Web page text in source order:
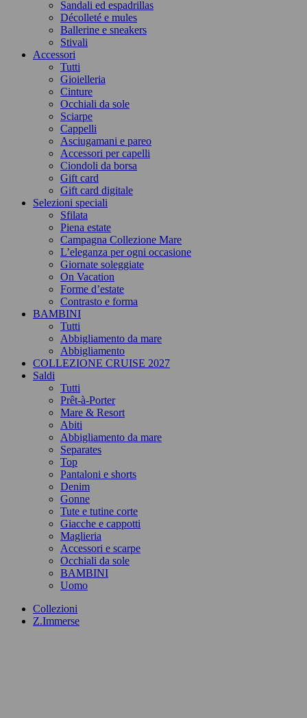
Sandali ed espadrillas
Décolleté e mules
Ballerine e sneakers
Stivali
Accessori
Tutti
Gioielleria
Cinture
Occhiali da sole
Sciarpe
Cappelli
Asciugamani e pareo
Accessori per capelli
Ciondoli da borsa
Gift card
Gift card digitale
Selezioni speciali
Sfilata
Piena estate
Campagna Collezione Mare
L’eleganza per ogni occasione
Giornate soleggiate
On Vacation
Forme d’estate
Contrasto e forma
BAMBINI
Tutti
Abbigliamento da mare
Abbigliamento
COLLEZIONE CRUISE 2027
Saldi
Tutti
Prêt-à-Porter
Mare & Resort
Abiti
Abbigliamento da mare
Separates
Top
Pantaloni e shorts
Denim
Gonne
Tute e tutine corte
Giacche e cappotti
Maglieria
Accessori e scarpe
Occhiali da sole
BAMBINI
Uomo
Collezioni
Z.Immerse